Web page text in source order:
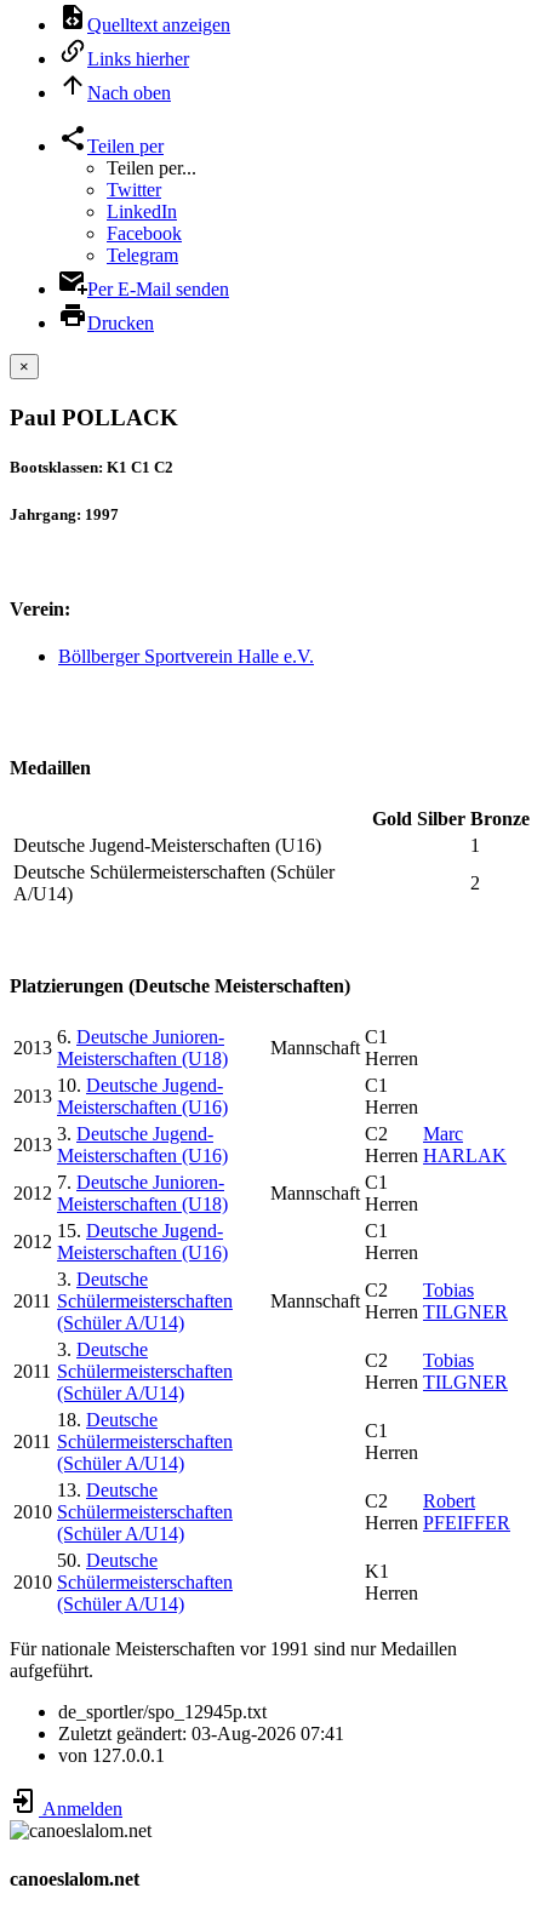
Quelltext anzeigen
Links hierher
Nach oben
Teilen per
Teilen per...
Twitter
LinkedIn
Facebook
Telegram
Per E-Mail senden
Drucken
×
Paul POLLACK
Bootsklassen: K1 C1 C2
Jahrgang: 1997
Verein:
Böllberger Sportverein Halle e.V.
Medaillen
Gold Silber Bronze
Deutsche Jugend-Meisterschaften (U16)
1
Deutsche Schülermeisterschaften (Schüler
A/U14)
2
Platzierungen (Deutsche Meisterschaften)
2013
6. Deutsche Junioren-
Meisterschaften (U18)
Mannschaft
C1
Herren
2013
10. Deutsche Jugend-
Meisterschaften (U16)
C1
Herren
2013
3. Deutsche Jugend-
Meisterschaften (U16)
C2
Herren
Marc
HARLAK
2012
7. Deutsche Junioren-
Meisterschaften (U18)
Mannschaft
C1
Herren
2012
15. Deutsche Jugend-
Meisterschaften (U16)
C1
Herren
2011
3. Deutsche
Schülermeisterschaften
(Schüler A/U14)
Mannschaft
C2
Herren
Tobias
TILGNER
2011
3. Deutsche
Schülermeisterschaften
(Schüler A/U14)
C2
Herren
Tobias
TILGNER
2011
18. Deutsche
Schülermeisterschaften
(Schüler A/U14)
C1
Herren
2010
13. Deutsche
Schülermeisterschaften
(Schüler A/U14)
C2
Herren
Robert
PFEIFFER
2010
50. Deutsche
Schülermeisterschaften
(Schüler A/U14)
K1
Herren
Für nationale Meisterschaften vor 1991 sind nur Medaillen
aufgeführt.
de_sportler/spo_12945p.txt
Zuletzt geändert: 03-Aug-2026 07:41
von 127.0.0.1
Anmelden
canoeslalom.net